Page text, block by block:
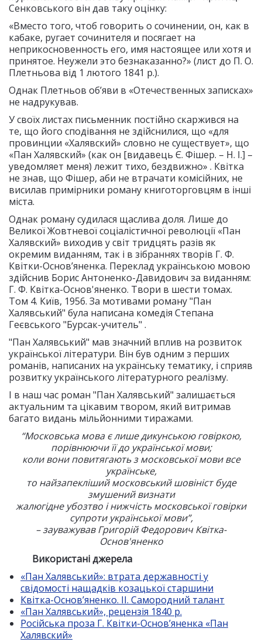
Сенковського він дав таку оцінку:
«Вместо того, чтоб говорить о сочинении, он, как в
кабаке, ругает сочинителя и посягает на
неприкосновенность его, имя настоящее или хотя и
принятое. Неужели это безнаказанно?» (лист до П. О.
Плетньова від 1 лютого 1841 р.).
Однак Плетньов об’яви в «Отечественных записках»
не надрукував.
У своїх листах письменник постійно скаржився на
те, що його сподівання не здійснилися, що «для
провинции «Халявский» словно не существует», що
«Пан Халявский» (как он [видавець Є. Фішер. – Н. І.] –
уведомляет меня) лежит тихо, бездвижно» . Квітка
не знав, що Фішер, аби не втрачати комісійних, не
висилав примірники роману книготорговцям в інші
міста.
Однак роману судилася щаслива доля. Лише до
Великої Жовтневої соціалістичної революції «Пан
Халявский» виходив у світ тридцять разів як
окремим виданням, так і в зібраннях творів Г. Ф.
Квітки-Основ’яненка. Переклад українською мовою
здійснив Борис Антоненко-Давидович за виданням:
Г. Ф. Квітка-Основ'яненко. Твори в шести томах.
Том 4. Київ, 1956. За мотивами роману "Пан
Халявський" була написана комедія Степана
Геєвського "Бурсак-учитель" .
"Пан Халявський" мав значний вплив на розвиток
української літератури. Він був одним з перших
романів, написаних на українську тематику, і сприяв
розвитку українського літературного реалізму.
І в наш час роман "Пан Халявський" залишається
актуальним та цікавим твором, який витримав
багато видань мільйонними тиражами.
“Московська мова є лише дикунською говіркою,
порівнюючи її до української мови;
коли вони повитягають з московської мови все
українське,
то найзапекліший московський шовініст буде
змушений визнати
жалюгідне убозтво і нижчість московської говірки
супроти української мови”,
– зауважував Григорій Федорович Квітка-
Основ'яненко
Використані джерела
«Пан Халявський»: втрата державності у
свідомості нащадків козацької старшини
Квітка-Основ’яненко. II. Самородний талант
«Пан Халявський», рецензія 1840 р.
Російська проза Г. Квітки-Основ’яненка «Пан
Халявский»